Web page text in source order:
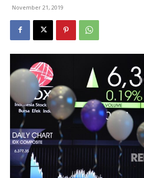
November 21, 2019